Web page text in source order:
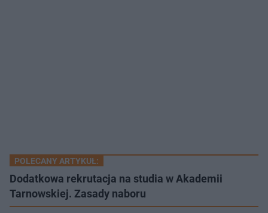
POLECANY ARTYKUŁ:
Dodatkowa rekrutacja na studia w Akademii
Tarnowskiej. Zasady naboru